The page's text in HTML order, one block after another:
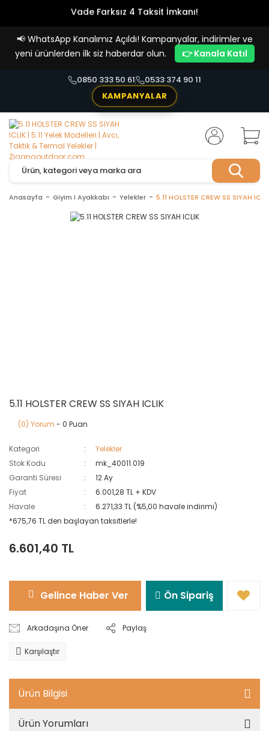
Vade Farksız 4 Taksit İmkanı!
📢 WhatsApp Kanalımız Açıldı! Kampanyalar, indirimler ve
yeni ürünlerden ilk siz haberdar olun.
👉 Kanala Katıl
0850 333 50 61
0533 374 90 11
KAMPANYALAR
Anasayfa Giyim I Ayakkabı Yelekler 5.11 HOLSTER CREW SS SIYAH
5.11 HOLSTER CREW SS SIYAH ICLIK
(0) Yorum - 0 Puan
Kategori
Yelekler
Stok Kodu
mk_40011.019
Garanti Süresi
12 Ay
Fiyat
6.001,28 TL + KDV
Havale
6.271,33 TL (%5,00 havale indirimi)
*675,76 TL den başlayan taksitlerle!
6.601,40 TL
Gelince Haber Ver Ön Sipariş
Arkadaşına Öner Paylaş
Karşılaştır
Ürün Bilgisi
Ürün Yorumları